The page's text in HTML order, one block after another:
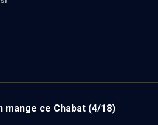
mange ce Chabat (4/18)